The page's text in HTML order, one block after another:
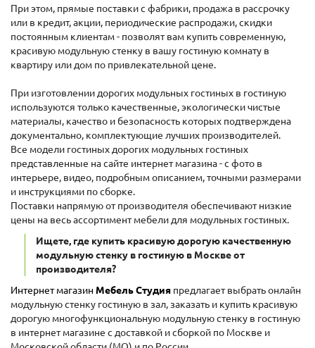
При этом, прямые поставки с фабрики, продажа в рассрочку
или в кредит, акции, периодические распродажи, скидки
постоянным клиентам - позволят вам купить современную,
красивую модульную стенку в вашу гостиную комнату в
квартиру или дом по привлекательной цене.
При изготовлении дорогих модульных гостиных в гостиную
используются только качественные, экологически чистые
материалы, качество и безопасность которых подтверждена
документально, комплектующие лучших производителей.
Все модели гостиных дорогих модульных гостиных
представленные на сайте интернет магазина - с фото в
интерьере, видео, подробным описанием, точными размерами
и инструкциями по сборке.
Поставки напрямую от производителя обеспечивают низкие
цены на весь ассортимент мебели для модульных гостиных.
Ищете, где купить красивую дорогую качественную
модульную стенку в гостиную в Москве от
производителя?
Интернет магазин Мебель Студия предлагает выбрать онлайн
модульную стенку гостиную в зал, заказать и купить красивую
дорогую многофункциональную модульную стенку в гостиную
в интернет магазине с доставкой и сборкой по Москве и